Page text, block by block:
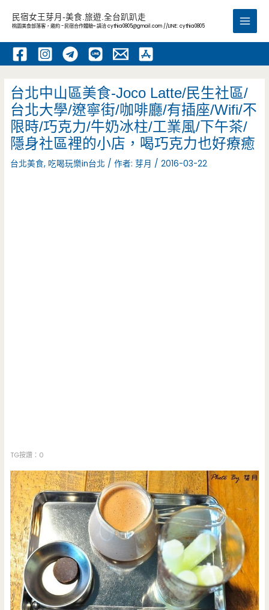
內
民宿女王芽月-美食.旅遊.全台趴趴走
桃園美食部落客，邀約 -民宿合作體驗~ 請洽cythia0805@gmail.com //LINE: cythia0805
Main
台北中山區美食-Joco Latte/民生社區/
台北大學/遼寧街/咖啡廳/有插座/Wifi/不
限時/巧克力/牛奶冰柱/工業風/下午茶/
隱身社區裡的小店，喝巧克力也好療癒
台北美食, 吃喝玩樂in台北 / 作者:芽月 /2016-03-22
TG按讚：0